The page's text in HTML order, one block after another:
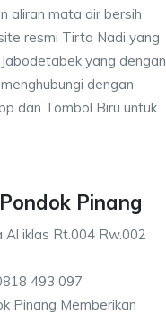
aliran mata air bersih
resmi Tirta Nadi yang
yang dengan
dengan
dan Tombol Biru untuk
Pinang
Al iklas Rt.004 Rw.002
493 097
Pinang Memberikan